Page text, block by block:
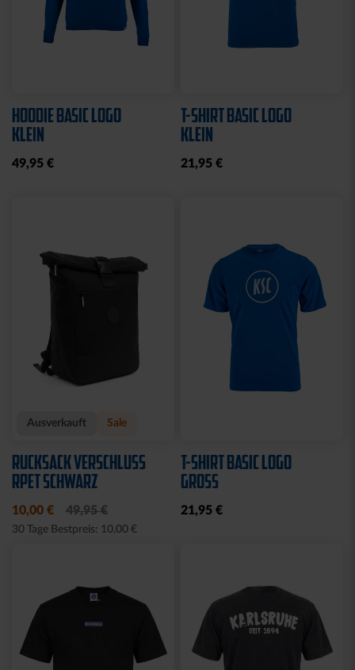
HOODIE BASIC LOGO
KLEIN
49,95 €
T-SHIRT BASIC LOGO
KLEIN
21,95 €
Ausverkauft Sale
RUCKSACK VERSCHLUSS
RPET SCHWARZ
10,00 € 49,95 €
30 Tage Bestpreis: 10,00 €
T-SHIRT BASIC LOGO
GROSS
21,95 €